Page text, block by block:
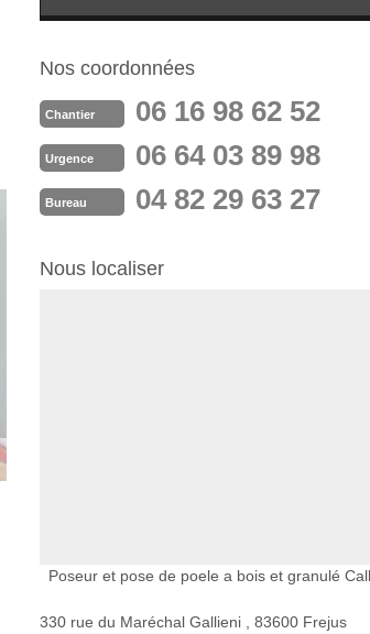
Nos coordonnées
Chantier 06 16 98 62 52
Urgence 06 64 03 89 98
Bureau 04 82 29 63 27
Nous localiser
Poseur et pose de poele a bois et granulé
330 rue du Maréchal Gallieni , 83600 Frejus